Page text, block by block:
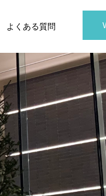
よくある質問